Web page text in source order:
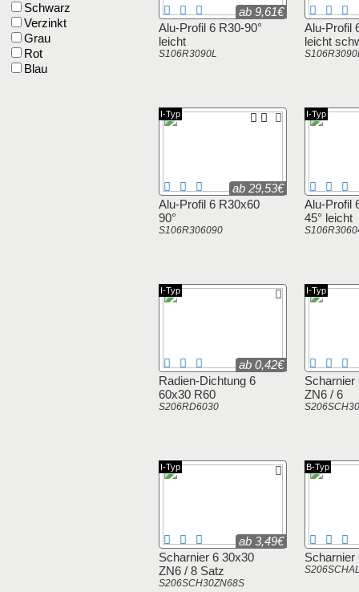
Alu-Profil 6 R30-90°
leicht
S106R3090L
ab 9,61€
Alu-Profil
leicht
Alu-Profil 6 R30x60
90°
S106R306090
ab 29,53€
I-Typ
Alu-Profil
45° leicht
I-Typ
Radien-Dichtung 6
60x30 R60
S206RD6030
ab 0,42€
I-Typ
Scharnier
ZN6 / 6
I-Typ
Scharnier 6 30x30
ZN6 / 8 Satz
S206SCH30ZN68S
ab 3,49€
I-Typ
Scharnier
B-Typ
Schwarz
Verzinkt
Grau
Rot
Blau